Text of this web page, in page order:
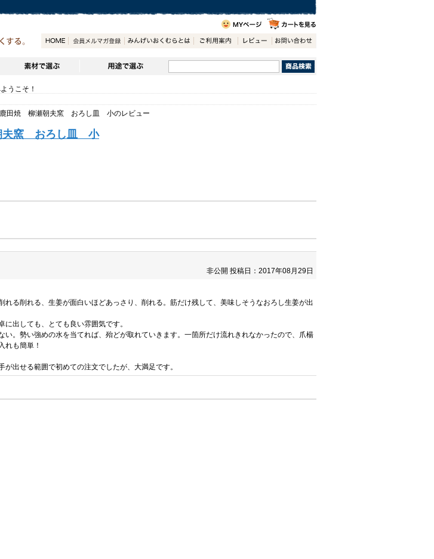
うこそ！
田焼 柳瀬朝夫窯 おろし皿 小のレビュー
夫窯 おろし皿 小
非公開 投稿日：2017年08月29日
れる削れる、生姜が面白いほどあっさり、削れる。筋だけ残して、美味しそうなおろし生姜が出
出しても、とても良い雰囲気です。
い。勢い強めの水を当てれば、殆どが取れていきます。一箇所だけ流れきれなかったので、爪楊
れも簡単！
出せる範囲で初めての注文でしたが、大満足です。